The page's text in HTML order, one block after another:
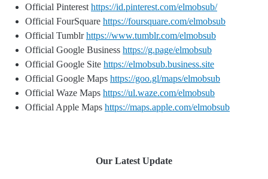
Official Pinterest https://id.pinterest.com/elmobsub/
Official FourSquare https://foursquare.com/elmobsub
Official Tumblrhttps://www.tumblr.com/elmobsub
Official Google Business https://g.page/elmobsub
Official Google Site https://elmobsub.business.site
Official Google Maps https://goo.gl/maps/elmobsub
Official Waze Maps https://ul.waze.com/elmobsub
Official Apple Maps https://maps.apple.com/elmobsub
Our Latest Update